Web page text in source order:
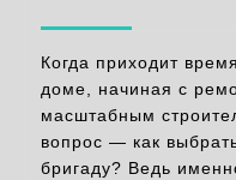
Когда приходит
доме, начиная с
масштабным
вопрос — как
бригаду? Ведь